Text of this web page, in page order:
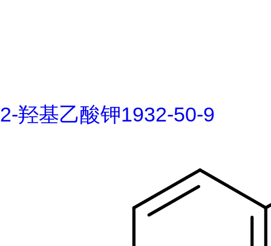
2-羟基乙酸钾1932-50-9